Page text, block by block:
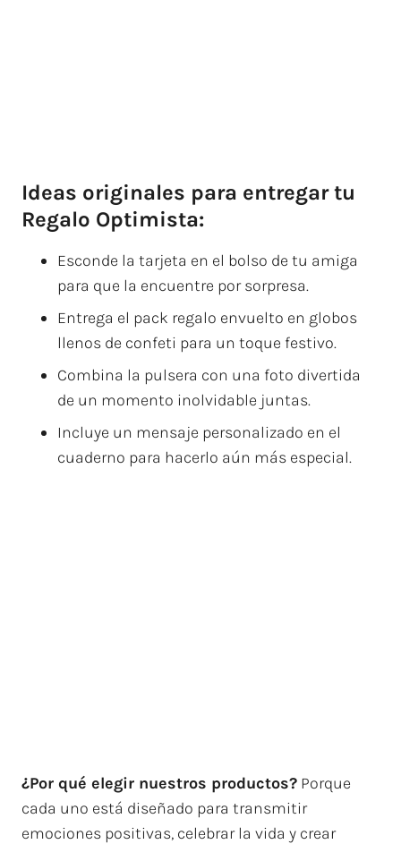
Ideas originales para entregar tu
Regalo Optimista:
Esconde la tarjeta en el bolso de tu amiga
para que la encuentre por sorpresa.
Entrega el pack regalo envuelto en globos
llenos de confeti para un toque festivo.
Combina la pulsera con una foto divertida
de un momento inolvidable juntas.
Incluye un mensaje personalizado en el
cuaderno para hacerlo aún más especial.
¿Por qué elegir nuestros productos? Porque
cada uno está diseñado para transmitir
emociones positivas, celebrar la vida y crear